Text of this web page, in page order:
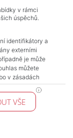
v rámci
úspěchů.
identifikátory a
externími
je může
můžete
v zásadách
VŠE